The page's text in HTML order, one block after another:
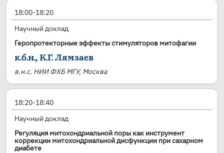
18:00-18:20
Научный доклад
Геропротекторные эффекты стимуляторов митофагии
к.б.н., К.Г. Лямзаев
в.н.с. НИИ ФХБ МГУ, Москва
18:20-18:40
Научный доклад
Регуляция митохондриальной поры как инструмент
коррекции митохондриальной дисфункции при сахарном
диабете